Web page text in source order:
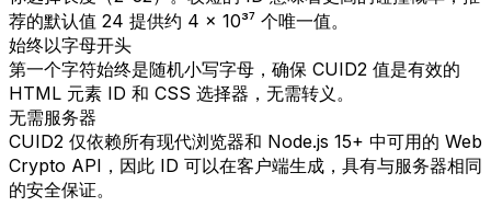
荐的默认值 24 提供约 4 × 10³⁷ 个唯一值。
始终以字母开头
第一个字符始终是随机小写字母，确保 CUID2 值是有效的
HTML 元素 ID 和 CSS 选择器，无需转义。
无需服务器
CUID2 仅依赖所有现代浏览器和 Node.js 15+ 中可用的 Web
Crypto API，因此 ID 可以在客户端生成，具有与服务器相同
的安全保证。